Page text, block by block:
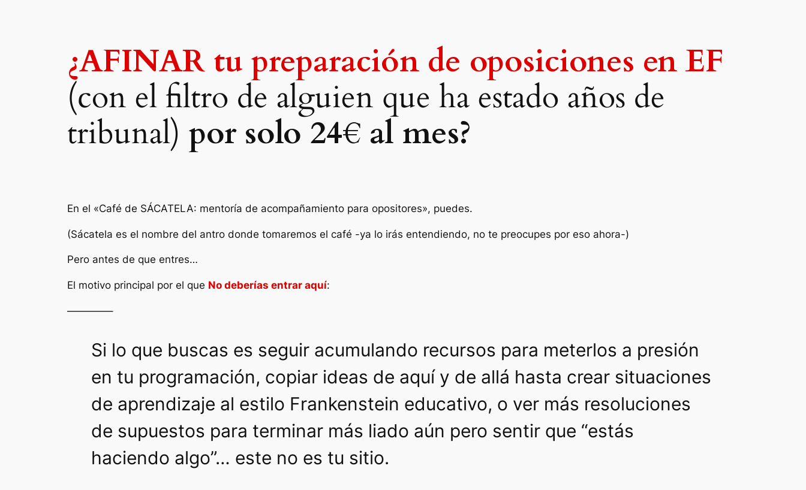
¿AFINAR tu preparación de oposiciones en EF
(con el filtro de alguien que ha estado años de
tribunal) por solo 24€ al mes?
En el «Café de SÁCATELA: mentoría de acompañamiento para opositores», puedes.
(Sácatela es el nombre del antro donde tomaremos el café -ya lo irás entendiendo, no te preocupes por eso ahora-)
Pero antes de que entres…
El motivo principal por el que No deberías entrar aquí:
————–
Si lo que buscas es seguir acumulando recursos para meterlos a presión
en tu programación, copiar ideas de aquí y de allá hasta crear situaciones
de aprendizaje al estilo Frankenstein educativo, o ver más resoluciones
de supuestos para terminar más liado aún pero sentir que “estás
haciendo algo”… este no es tu sitio.